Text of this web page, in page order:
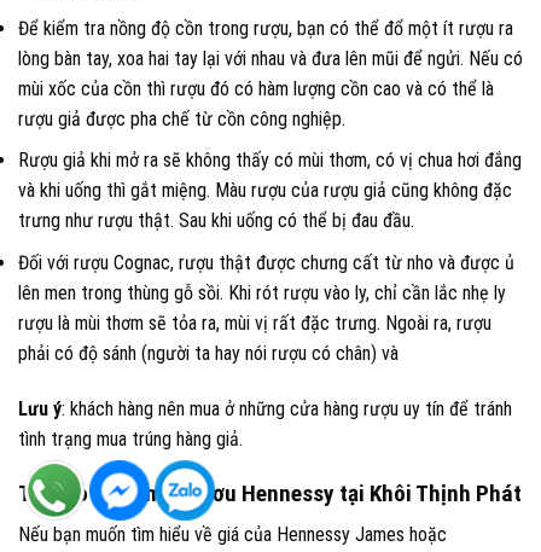
Để kiểm tra nồng độ cồn trong rượu, bạn có thể đổ một ít rượu ra
lòng bàn tay, xoa hai tay lại với nhau và đưa lên mũi để ngửi. Nếu có
mùi xốc của cồn thì rượu đó có hàm lượng cồn cao và có thể là
rượu giả được pha chế từ cồn công nghiệp.
Rượu giả khi mở ra sẽ không thấy có mùi thơm, có vị chua hơi đắng
và khi uống thì gắt miệng. Màu rượu của rượu giả cũng không đặc
trưng như rượu thật. Sau khi uống có thể bị đau đầu.
Đối với rượu Cognac, rượu thật được chưng cất từ nho và được ủ
lên men trong thùng gỗ sồi. Khi rót rượu vào ly, chỉ cần lắc nhẹ ly
rượu là mùi thơm sẽ tỏa ra, mùi vị rất đặc trưng. Ngoài ra, rượu
phải có độ sánh (người ta hay nói rượu có chân) và
Lưu ý: khách hàng nên mua ở những cửa hàng rượu uy tín để tránh
tình trạng mua trúng hàng giả.
Tại sao chọn mua rươu Hennessy tại Khôi Thịnh Phát
Nếu bạn muốn tìm hiểu về giá của Hennessy James hoặc